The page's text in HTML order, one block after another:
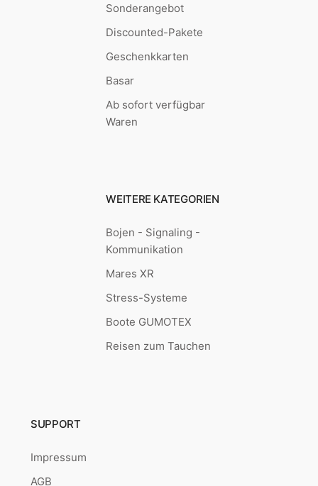
Sonderangebot
Discounted-Pakete
Geschenkkarten
Basar
Ab sofort verfügbar
Waren
WEITERE KATEGORIEN
Bojen - Signaling -
Kommunikation
Mares XR
Stress-Systeme
Boote GUMOTEX
Reisen zum Tauchen
SUPPORT
Impressum
AGB